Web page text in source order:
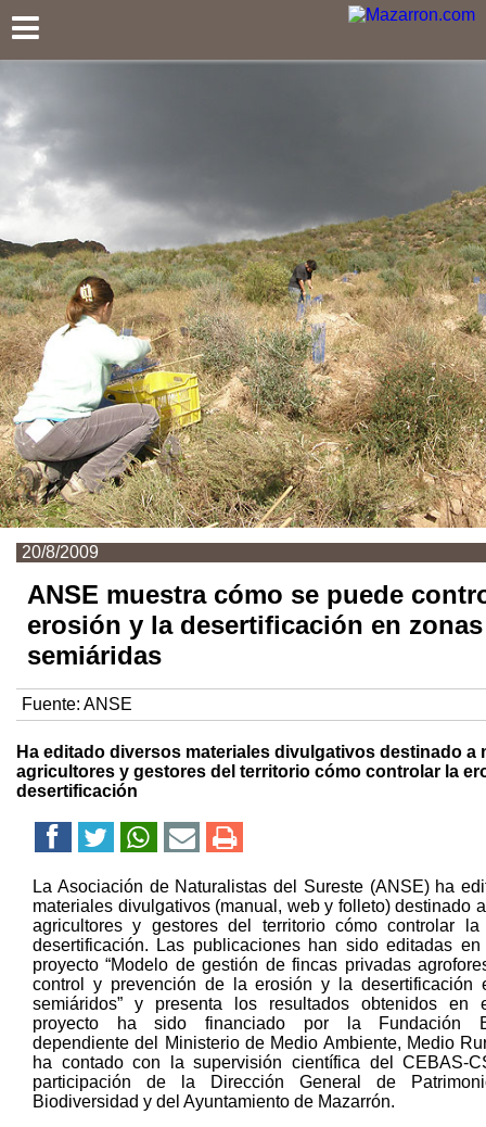
20/8/2009
ANSE muestra cómo se puede
erosión y la desertificación en zonas
semiáridas
Fuente: ANSE
Ha editado diversos materiales divulgativos destinado a
agricultores y gestores del territorio cómo controlar la
desertificación
La Asociación de Naturalistas del Sureste (ANSE) ha
materiales divulgativos (manual, web y folleto) destinado
agricultores y gestores del territorio cómo controlar
desertificación. Las publicaciones han sido editadas
proyecto “Modelo de gestión de fincas privadas
control y prevención de la erosión y la desertificación
semiáridos” y presenta los resultados obtenidos en
proyecto ha sido financiado por la Fundación
dependiente del Ministerio de Medio Ambiente, Medio
ha contado con la supervisión científica del CEBAS-
participación de la Dirección General de
Biodiversidad y del Ayuntamiento de Mazarrón.